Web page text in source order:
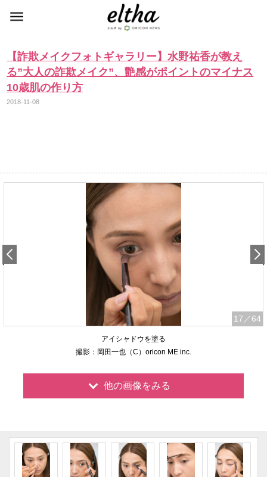
【詐欺メイクフォトギャラリー】水野祐香が教え
る”大人の詐欺メイク”、艶感がポイントのマイナス
10歳肌の作り方
2018-11-08
17 ／64
アイシャドウを塗る
撮影：岡田一也（C）oricon ME inc.
他の画像をみる